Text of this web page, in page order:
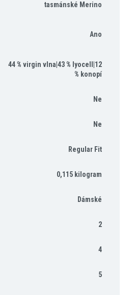
tasmánské Merino
Ano
44 % virgin vlna|43 % lyocell|12
% konopí
Ne
Ne
Regular Fit
0,115 kilogram
Dámské
2
4
5